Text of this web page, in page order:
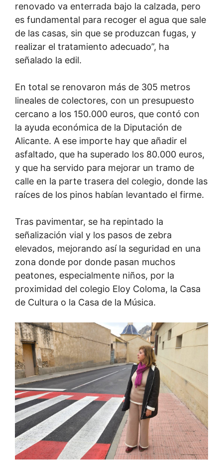
renovado va enterrada bajo la calzada, pero
es fundamental para recoger el agua que sale
de las casas, sin que se produzcan fugas, y
realizar el tratamiento adecuado”, ha
señalado la edil.
En total se renovaron más de 305 metros
lineales de colectores, con un presupuesto
cercano a los 150.000 euros, que contó con
la ayuda económica de la Diputación de
Alicante. A ese importe hay que añadir el
asfaltado, que ha superado los 80.000 euros,
y que ha servido para mejorar un tramo de
calle en la parte trasera del colegio, donde las
raíces de los pinos habían levantado el firme.
Tras pavimentar, se ha repintado la
señalización vial y los pasos de zebra
elevados, mejorando así la seguridad en una
zona donde por donde pasan muchos
peatones, especialmente niños, por la
proximidad del colegio Eloy Coloma, la Casa
de Cultura o la Casa de la Música.